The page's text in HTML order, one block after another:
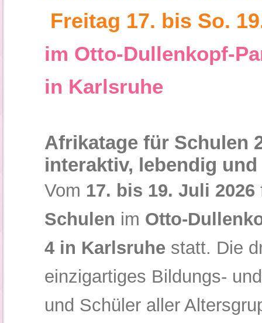
Freitag 17. bis So.
im Otto-Dullenkopf-
in Karlsruhe
Afrikatage für Schulen
interaktiv, lebendig
Vom 17. bis 19. Juli 2026
Schulen im Otto-
4 in Karlsruhe statt. Die
einzigartiges Bildungs-
und Schüler aller